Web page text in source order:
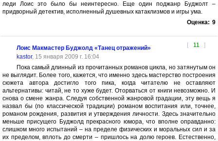
леди Лоис это было бы неинтересно. Еще один поджанр Буджолт –
придворный детектив, исполненный душевных катаклизмов и игры ума.
Оценка: 9
[ 11 ]
Лоис Макмастер Буджолд «Танец отражений»
kastor, 15 января 2009 г. 16:04
Пока самый длинный из прочитанных романов цикла, но затянутым он
не выглядит. Более того, кажется, что именно здесь мастерство построения
сюжета автора достигло того пика, когда читателю не оставляют
альтернативы: читай, не то хуже будет. Оторваться от книги невозможно. И
снова о смене жанра. Следуя собственной жанровой градации, эту вещь я
назвал бы (по классической традиции) романом воспитания или, точнее,
романом рождения, развития и утверждения личности. Здесь значительно
меньше присущего Буджолд прекрасного юмора, что вполне оправданно:
слишком много испытаний – на пределе физических и моральных сил и за
их пределом, вплоть до смерти – пришлось на долю героев. Естественно,